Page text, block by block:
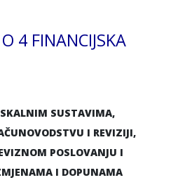
4 FINANCIJSKA
SUSTAVIMA,
I REVIZIJI,
POSLOVANJU I
I DOPUNAMA